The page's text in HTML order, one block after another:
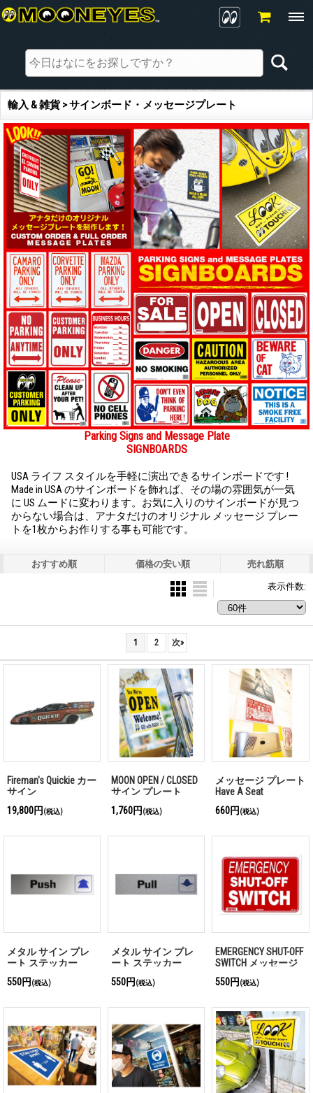
輸入 & 雑貨 > サインボード・メッセージプレート
Parking Signs and Message Plate
SIGNBOARDS
USA ライフ スタイルを手軽に演出できるサインボードです !
Made in USA のサインボードを飾れば、その場の雰囲気が一気
に US ムードに変わります。お気に入りのサインボードが見つ
からない場合は、アナタだけのオリジナル メッセージ プレー
トを1枚からお作りする事も可能です。
おすすめ順 価格の安い順 売れ筋順
表示件数:
1 2 次»
Fireman's Quickie カー
サイン
19,800円 (税込)
MOON OPEN / CLOSED
サイン プレート
1,760円 (税込)
メッセージ プレート
Have A Seat
660円 (税込)
メタル サイン プレ
ート ステッカー
す/横)
550円 (税込)
メタル サイン プレ
ート ステッカー
く/横)
550円 (税込)
EMERGENCY SHUT-OFF
SWITCH メッセージ
550円 (税込)